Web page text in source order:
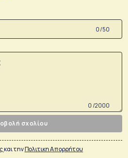
0 /50
0 /2000
σχολίου
και τηνΠολιτικη Απορρήτου